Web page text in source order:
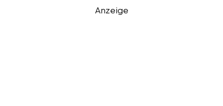
Anzeige